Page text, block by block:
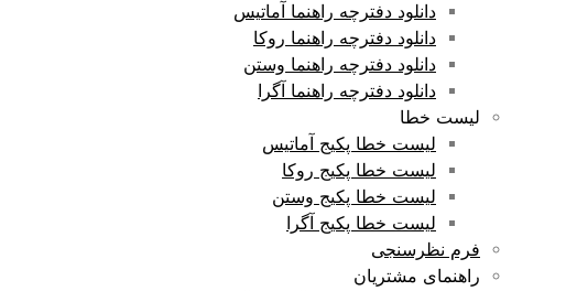
دانلود دفترچه راهنما آماتیس
دانلود دفترچه راهنما روکا
دانلود دفترچه راهنما وستن
دانلود دفترچه راهنما آگرا
لیست خطا
لیست خطا پکیج آماتیس
لیست خطا پکیج روکا
لیست خطا پکیج وستن
لیست خطا پکیج آگرا
فرم نظرسنجی
راهنمای مشتریان